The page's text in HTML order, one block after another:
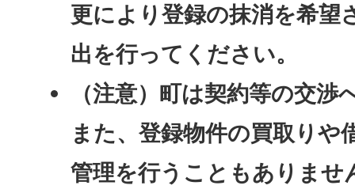
更により登録の抹消を希望
出を行ってください。
（注意）町は契約等の交
また、登録物件の買取りや
管理を行うこともありませ